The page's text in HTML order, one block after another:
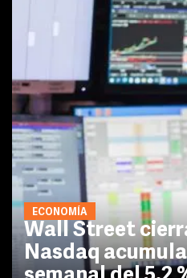
ECONOMÍA
Wall Street
Nasdaq